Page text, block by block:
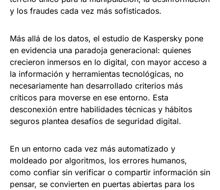
y los fraudes cada vez más sofisticados.
Más allá de los datos, el estudio de Kaspersky pone
en evidencia una paradoja generacional: quienes
crecieron inmersos en lo digital, con mayor acceso a
la información y herramientas tecnológicas, no
necesariamente han desarrollado criterios más
críticos para moverse en ese entorno. Esta
desconexión entre habilidades técnicas y hábitos
seguros plantea desafíos de seguridad digital.
En un entorno cada vez más automatizado y
moldeado por algoritmos, los errores humanos,
como confiar sin verificar o compartir información sin
pensar, se convierten en puertas abiertas para los